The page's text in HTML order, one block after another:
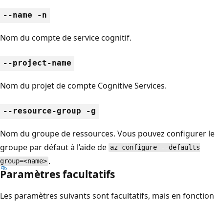
--name -n
Nom du compte de service cognitif.
--project-name
Nom du projet de compte Cognitive Services.
--resource-group -g
Nom du groupe de ressources. Vous pouvez configurer le
groupe par défaut à l’aide de az configure --defaults
group=<name> .
Paramètres facultatifs
Les paramètres suivants sont facultatifs, mais en fonction